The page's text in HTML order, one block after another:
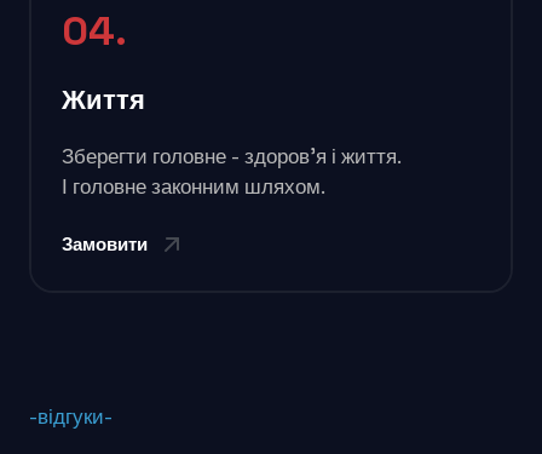
04.
Життя
Зберегти головне - здоров'я і життя.
І головне законним шляхом.
Замовити
-відгуки-